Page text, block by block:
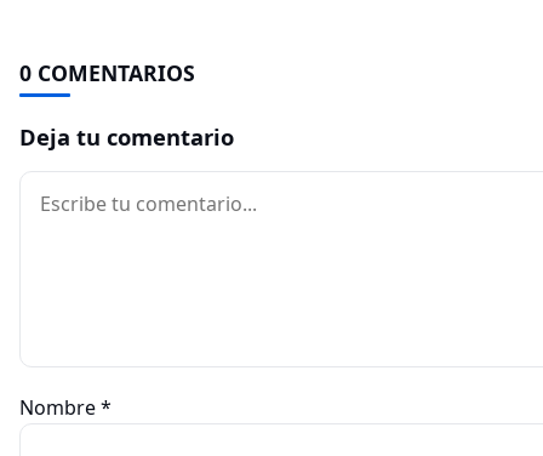
0 COMENTARIOS
Deja tu comentario
Comentario
Nombre*